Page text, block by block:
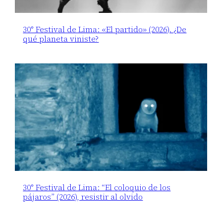
30° Festival de Lima: «El partido» (2026). ¿De
qué planeta viniste?
30° Festival de Lima: “El coloquio de los
pájaros” (2026), resistir al olvido